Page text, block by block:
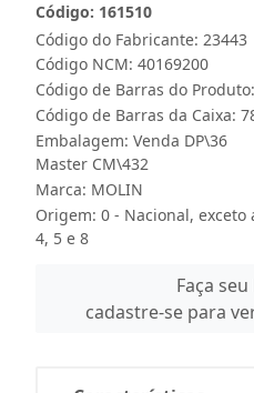
Código do Fabricante: 23443
Código: 161510
Código NCM: 40169200
Código de Barras do
Código de Barras da Caixa:
Embalagem: Venda DP\36
Master CM\432
Marca: MOLIN
Origem: 0 - Nacional,
4, 5 e 8
Faça
cadastre-se para